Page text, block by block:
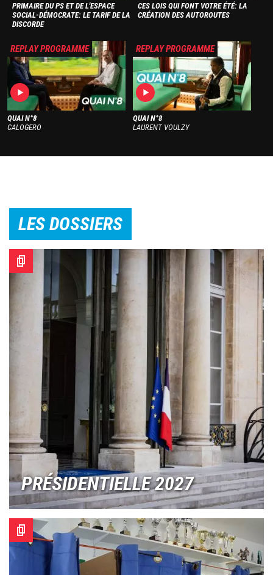
PRIMAIRE DU PS ET DE L'ESPACE
SOCIAL-DÉMOCRATE: LE TARIF DE LA
DISCORDE
CES LOIS QUI FONT VOTRE ÉTÉ: LA
CRÉATION DES AUTOROUTES
Image
REPLAY PROGRAMME
QUAI N°8
CALOGERO
Image
REPLAY PROGRAMME
QUAI N°8
LAURENT VOULZY
LES DOSSIERS
Image
PRÉSIDENTIELLE 2027
Image